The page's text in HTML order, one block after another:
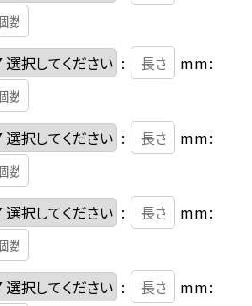
: mm:
: mm:
: mm:
: mm: